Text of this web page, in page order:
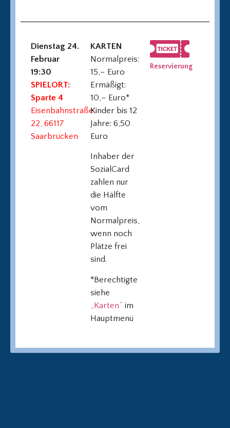
Dienstag 24.
Februar
19:30
SPIELORT:
Sparte 4
Eisenbahnstraße
22, 66117
Saarbrücken
KARTEN
Normalpreis:
15,– Euro
Ermäßigt:
10,– Euro*
Kinder bis 12
Jahre: 6,50
Euro
Inhaber der
SozialCard
zahlen nur
die Hälfte
vom
Normalpreis,
wenn noch
Plätze frei
sind.
*Berechtigte
siehe
„Karten” im
Hauptmenü
Reservierung